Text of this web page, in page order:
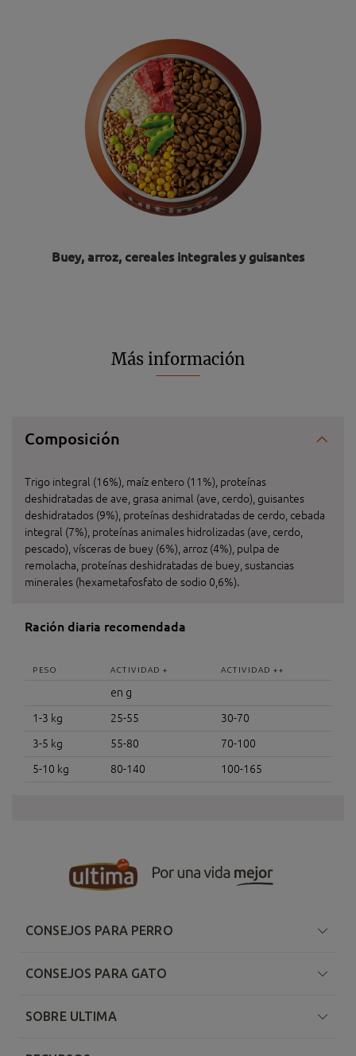
Buey, arroz, cereales integrales y guisantes
Más información
Composición
Trigo integral (16%), maíz entero (11%), proteínas
deshidratadas de ave, grasa animal (ave, cerdo), guisantes
deshidratados (9%), proteínas deshidratadas de cerdo, cebada
integral (7%), proteínas animales hidrolizadas (ave, cerdo,
pescado), vísceras de buey (6%), arroz (4%), pulpa de
remolacha, proteínas deshidratadas de buey, sustancias
minerales (hexametafosfato de sodio 0,6%).
Ración diaria recomendada
PESO ACTIVIDAD + ACTIVIDAD ++
en g
1-3 kg
25-55
30-70
3-5 kg
55-80
70-100
5-10 kg
80-140 100-165
CONSEJOS PARA PERRO
CONSEJOS PARA GATO
SOBRE ULTIMA